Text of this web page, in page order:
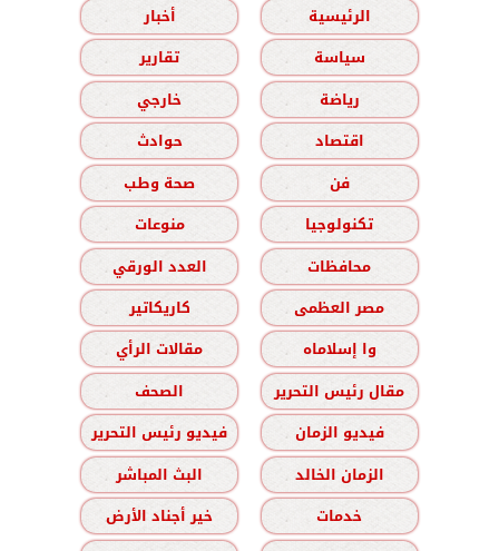
الرئيسية
أخبار
سياسة
تقارير
رياضة
خارجي
اقتصاد
حوادث
فن
صحة وطب
تكنولوجيا
منوعات
محافظات
العدد الورقي
مصر العظمى
كاريكاتير
وا إسلاماه
مقالات الرأي
مقال رئيس التحرير
الصحف
فيديو الزمان
فيديو رئيس التحرير
الزمان الخالد
البث المباشر
خدمات
خير أجناد الأرض